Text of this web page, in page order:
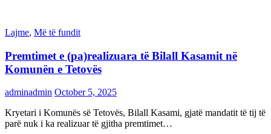
Lajme, Më të fundit
Premtimet e (pa)realizuara të Bilall Kasamit në
Komunën e Tetovës
adminadmin October 5, 2025
Kryetari i Komunës së Tetovës, Bilall Kasami, gjatë mandatit të tij të
parë nuk i ka realizuar të gjitha premtimet…